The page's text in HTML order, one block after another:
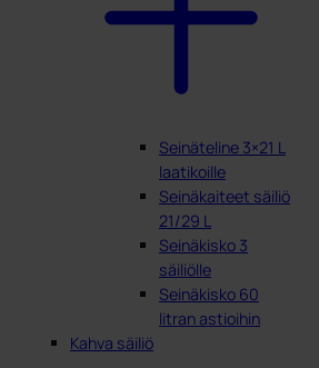
Seinäteline 3×21 L
laatikoille
Seinäkaiteet säiliö
21/29 L
Seinäkisko 3
säiliölle
Seinäkisko 60
litran astioihin
Kahva säiliö